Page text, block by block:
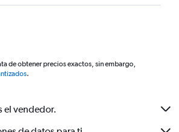
de obtener precios exactos, sin embargo,
.
el vendedor.